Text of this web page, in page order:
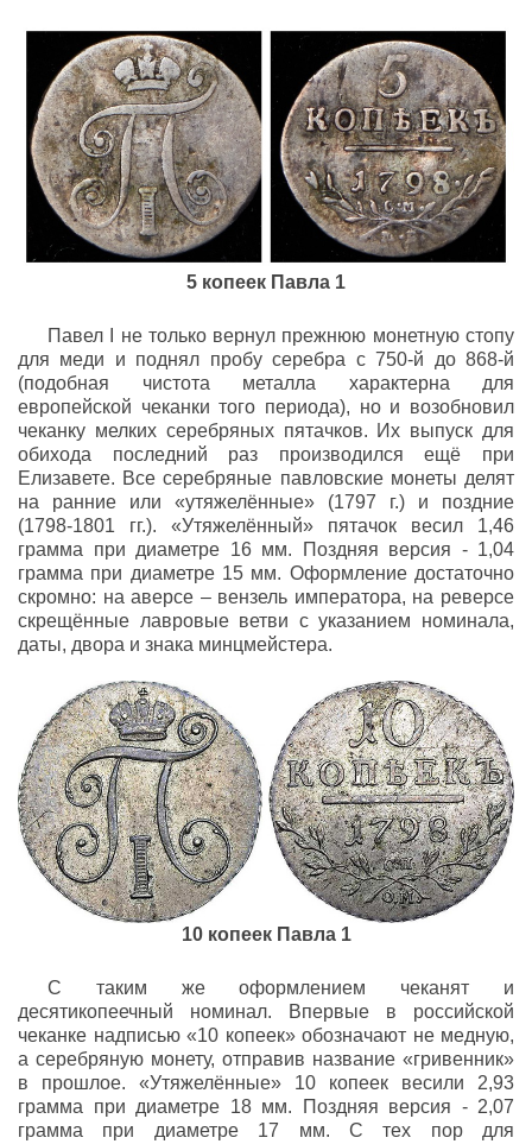
5 копеек Павла 1
Павел I не только вернул прежнюю монетную стопу
для меди и поднял пробу серебра с 750-й до 868-й
(подобная чистота металла характерна для
европейской чеканки того периода), но и возобновил
чеканку мелких серебряных пятачков. Их выпуск для
обихода последний раз производился ещё при
Елизавете. Все серебряные павловские монеты делят
на ранние или «утяжелённые» (1797 г.) и поздние
(1798-1801 гг.). «Утяжелённый» пятачок весил 1,46
грамма при диаметре 16 мм. Поздняя версия - 1,04
грамма при диаметре 15 мм. Оформление достаточно
скромно: на аверсе – вензель императора, на реверсе
скрещённые лавровые ветви с указанием номинала,
даты, двора и знака минцмейстера.
10 копеек Павла 1
С таким же оформлением чеканят и
десятикопеечный номинал. Впервые в российской
чеканке надписью «10 копеек» обозначают не медную,
а серебряную монету, отправив название «гривенник»
в прошлое. «Утяжелённые» 10 копеек весили 2,93
грамма при диаметре 18 мм. Поздняя версия - 2,07
грамма при диаметре 17 мм. С тех пор для